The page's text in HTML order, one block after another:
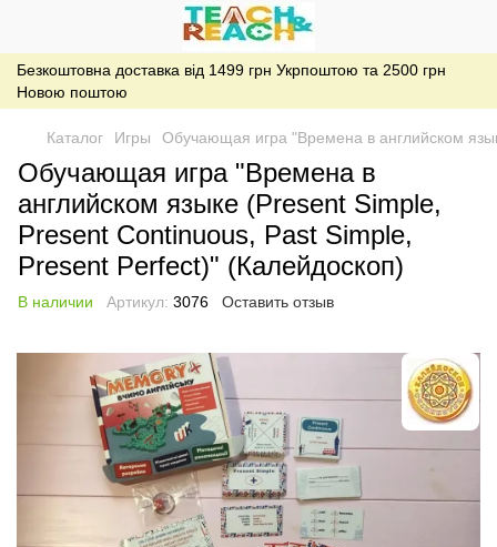
Безкоштовна доставка від 1499 грн Укрпоштою та 2500 грн
Новою поштою
Каталог Игры Обучающая игра "Времена в английском
Обучающая игра "Времена в
английском языке (Present Simple,
Present Continuous, Past Simple,
Present Perfect)" (Калейдоскоп)
В наличии Артикул: 3076 Оставить отзыв